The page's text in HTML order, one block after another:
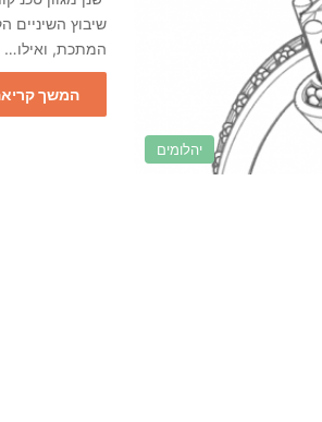
יהלומים
שיבוץ
המתכת, ואילו…
המשך